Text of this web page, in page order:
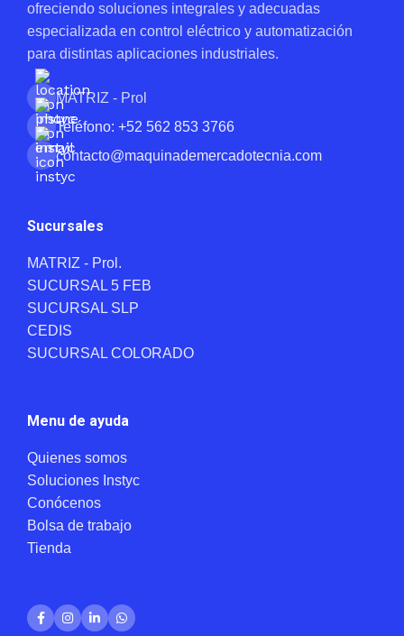
ofreciendo soluciones integrales y adecuadas
especializada en control eléctrico y automatización
para distintas aplicaciones industriales.
MATRIZ - Prol
Teléfono: +52 562 853 3766
contacto@maquinademercadotecnia.com
Sucursales
MATRIZ - Prol.
SUCURSAL 5 FEB
SUCURSAL SLP
CEDIS
SUCURSAL COLORADO
Menu de ayuda
Quienes somos
Soluciones Instyc
Conócenos
Bolsa de trabajo
Tienda